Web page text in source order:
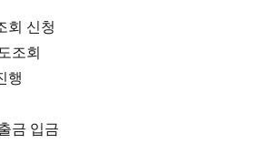
회 신청
조회
행
금 입금